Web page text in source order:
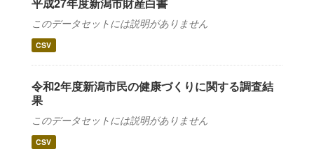
このデータセットには説明がありません
CSV
令和2年度新潟市民の健康づくりに関する調査結
果
このデータセットには説明がありません
CSV